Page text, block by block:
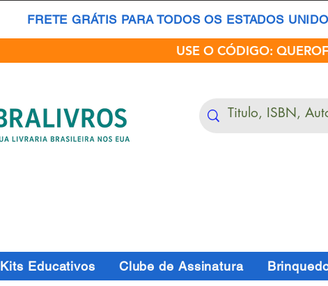
FRETE GRÁTIS PARA TODOS OS ESTADOS
USE O CÓDIGO:
Kits Educativos Clube de Assinatura